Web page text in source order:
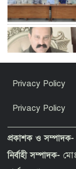
Privacy Policy
Privacy Policy
প্রকাশক ও সম্পাদক-
নির্বাহী সম্পাদক-